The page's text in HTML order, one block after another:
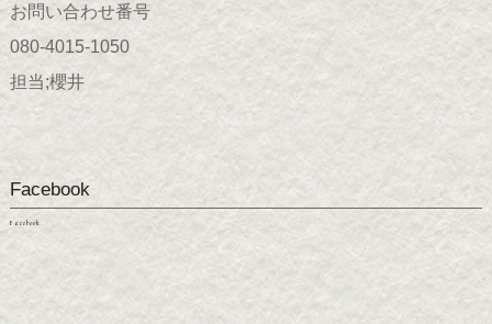
お問い合わせ番号
080-4015-1050
担当;櫻井
Facebook
Facebook